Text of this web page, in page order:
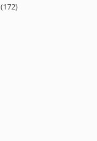
(172)